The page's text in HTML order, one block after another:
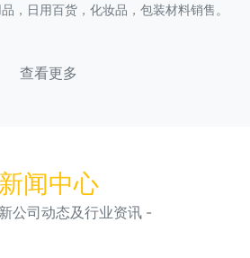
，日用百货，化妆品，包装材料销售。
查看更多
新闻中心
公司动态及行业资讯 -